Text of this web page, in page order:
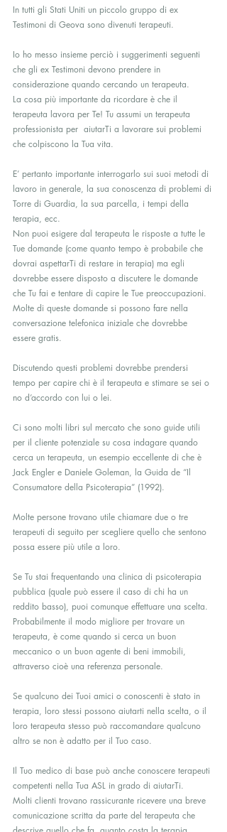
In tutti gli Stati Uniti un piccolo gruppo di ex
Testimoni di Geova sono divenuti terapeuti.
Io ho messo insieme perciò i suggerimenti seguenti
che gli ex Testimoni devono prendere in
considerazione quando cercando un terapeuta.
La cosa più importante da ricordare è che il
terapeuta lavora per Te! Tu assumi un terapeuta
professionista per  aiutarTi a lavorare sui problemi
che colpiscono la Tua vita.
E’ pertanto importante interrogarlo sui suoi metodi di
lavoro in generale, la sua conoscenza di problemi di
Torre di Guardia, la sua parcella, i tempi della
terapia, ecc.
Non puoi esigere dal terapeuta le risposte a tutte le
Tue domande (come quanto tempo è probabile che
dovrai aspettarTi di restare in terapia) ma egli
dovrebbe essere disposto a discutere le domande
che Tu fai e tentare di capire le Tue preoccupazioni.
Molte di queste domande si possono fare nella
conversazione telefonica iniziale che dovrebbe
essere gratis.
Discutendo questi problemi dovrebbe prendersi
tempo per capire chi è il terapeuta e stimare se sei o
no d’accordo con lui o lei.
Ci sono molti libri sul mercato che sono guide utili
per il cliente potenziale su cosa indagare quando
cerca un terapeuta, un esempio eccellente di che è
Jack Engler e Daniele Goleman, la Guida de “Il
Consumatore della Psicoterapia” (1992).
Molte persone trovano utile chiamare due o tre
terapeuti di seguito per scegliere quello che sentono
possa essere più utile a loro.
Se Tu stai frequentando una clinica di psicoterapia
pubblica (quale può essere il caso di chi ha un
reddito basso), puoi comunque effettuare una scelta.
Probabilmente il modo migliore per trovare un
terapeuta, è come quando si cerca un buon
meccanico o un buon agente di beni immobili,
attraverso cioè una referenza personale.
Se qualcuno dei Tuoi amici o conoscenti è stato in
terapia, loro stessi possono aiutarti nella scelta, o il
loro terapeuta stesso può raccomandare qualcuno
altro se non è adatto per il Tuo caso.
Il Tuo medico di base può anche conoscere terapeuti
competenti nella Tua ASL in grado di aiutarTi.
Molti clienti trovano rassicurante ricevere una breve
comunicazione scritta da parte del terapeuta che